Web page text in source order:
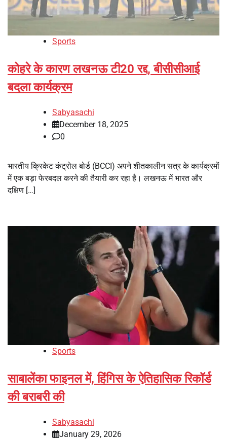
Sports
कोहरे के कारण लखनऊ टी20 रद्द, बीसीसीआई
बदला कार्यक्रम
Sabyasachi
December 18, 2025
0
भारतीय क्रिकेट कंट्रोल बोर्ड (BCCI) अपने शीतकालीन सत्र के कार्यक्रमों
में एक बड़ा फेरबदल करने की तैयारी कर रहा है। लखनऊ में भारत और
दक्षिण […]
Sports
साबालेंका फाइनल में, हिंगिस के ऐतिहासिक रिकॉर्ड
की बराबरी की
Sabyasachi
January 29, 2026